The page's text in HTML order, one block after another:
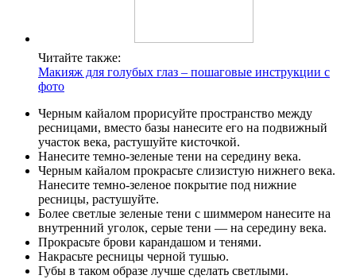
Читайте также:
Макияж для голубых глаз – пошаговые инструкции с
фото
Черным кайалом прорисуйте пространство между
ресницами, вместо базы нанесите его на подвижный
участок века, растушуйте кисточкой.
Нанесите темно-зеленые тени на середину века.
Черным кайалом прокрасьте слизистую нижнего века.
Нанесите темно-зеленое покрытие под нижние
ресницы, растушуйте.
Более светлые зеленые тени с шиммером нанесите на
внутренний уголок, серые тени — на середину века.
Прокрасьте брови карандашом и тенями.
Накрасьте ресницы черной тушью.
Губы в таком образе лучше сделать светлыми.